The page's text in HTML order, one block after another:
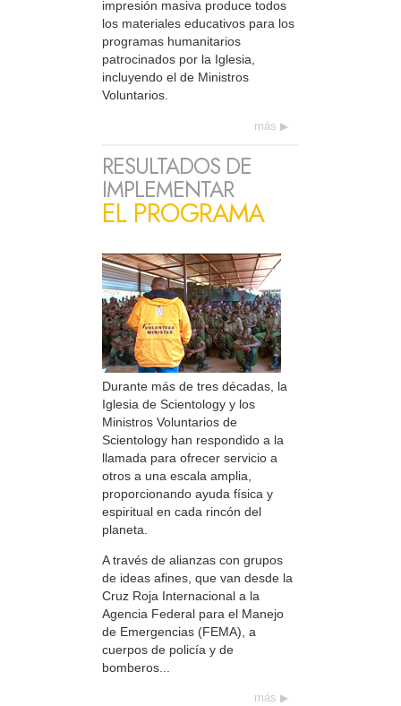
impresión masiva produce todos
los materiales educativos para los
programas humanitarios
patrocinados por la Iglesia,
incluyendo el de Ministros
Voluntarios.
más
RESULTADOS DE
IMPLEMENTAR
EL PROGRAMA
Durante más de tres décadas, la
Iglesia de Scientology y los
Ministros Voluntarios de
Scientology han respondido a la
llamada para ofrecer servicio a
otros a una escala amplia,
proporcionando ayuda física y
espiritual en cada rincón del
planeta.
A través de alianzas con grupos
de ideas afines, que van desde la
Cruz Roja Internacional a la
Agencia Federal para el Manejo
de Emergencias (FEMA), a
cuerpos de policía y de
bomberos...
más